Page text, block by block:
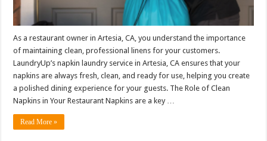
As a restaurant owner in Artesia, CA, you understand the importance
of maintaining clean, professional linens for your customers.
LaundryUp’s napkin laundry service in Artesia, CA ensures that your
napkins are always fresh, clean, and ready for use, helping you create
a polished dining experience for your guests. The Role of Clean
Napkins in Your Restaurant Napkins are a key …
Read More »